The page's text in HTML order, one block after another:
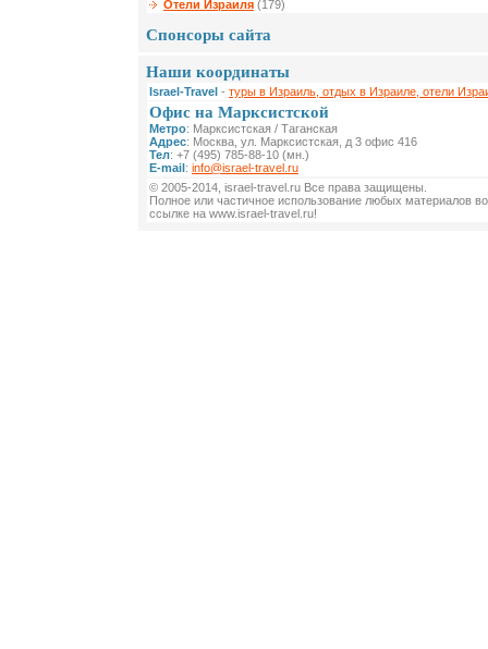
Отели Израиля (179)
Спонсоры сайта
Наши координаты
Israel-Travel - туры в Израиль, отдых в Израиле, отели
Офис на Марксистской
Метро: Марксистская / Таганская
Адрес: Москва, ул. Марксистская, д 3 офис 416
Тел: +7 (495) 785-88-10 (мн.)
E-mail: info@israel-travel.ru
© 2005-2014, israel-travel.ru Все права защищены.
Полное или частичное использование любых материалов
ссылке на www.israel-travel.ru!